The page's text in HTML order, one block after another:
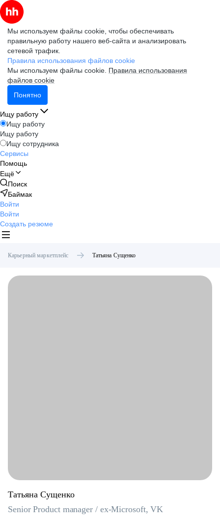
Мы используем файлы cookie, чтобы обеспечивать
правильную работу нашего веб-сайта и анализировать
сетевой трафик.
Правила использования файлов cookie
Мы используем файлы cookie. Правила использования
файлов cookie
Понятно
Ищу работу
Ищу работу
Ищу работу
Ищу сотрудника
Сервисы
Помощь
Ещё
Поиск
Баймак
Войти
Войти
Создать резюме
Карьерный маркетплейс Татьяна Сущенко
Татьяна Сущенко
Senior Product manager / ex-Microsoft, VK